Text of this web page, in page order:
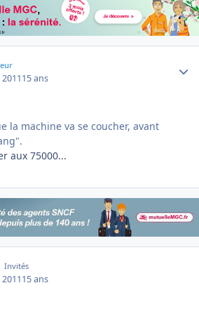
15 ans
la machine va se coucher, avant
aux 75000...
Invités
15 ans